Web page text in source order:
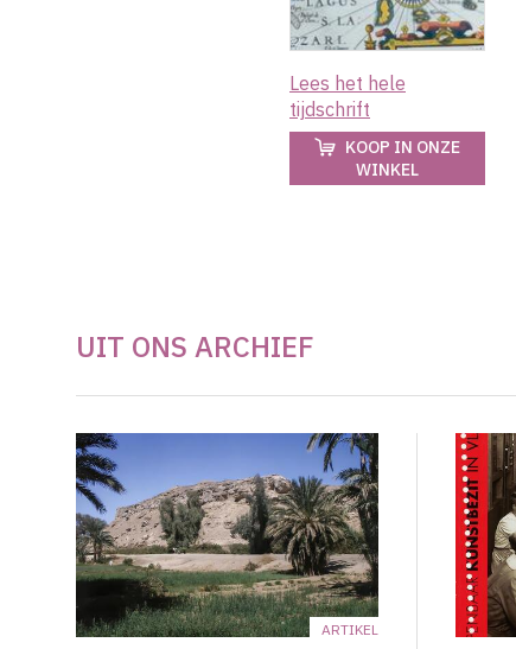
Lees het hele
tijdschrift
KOOP IN ONZE
WINKEL
UIT ONS ARCHIEF
ARTIKEL